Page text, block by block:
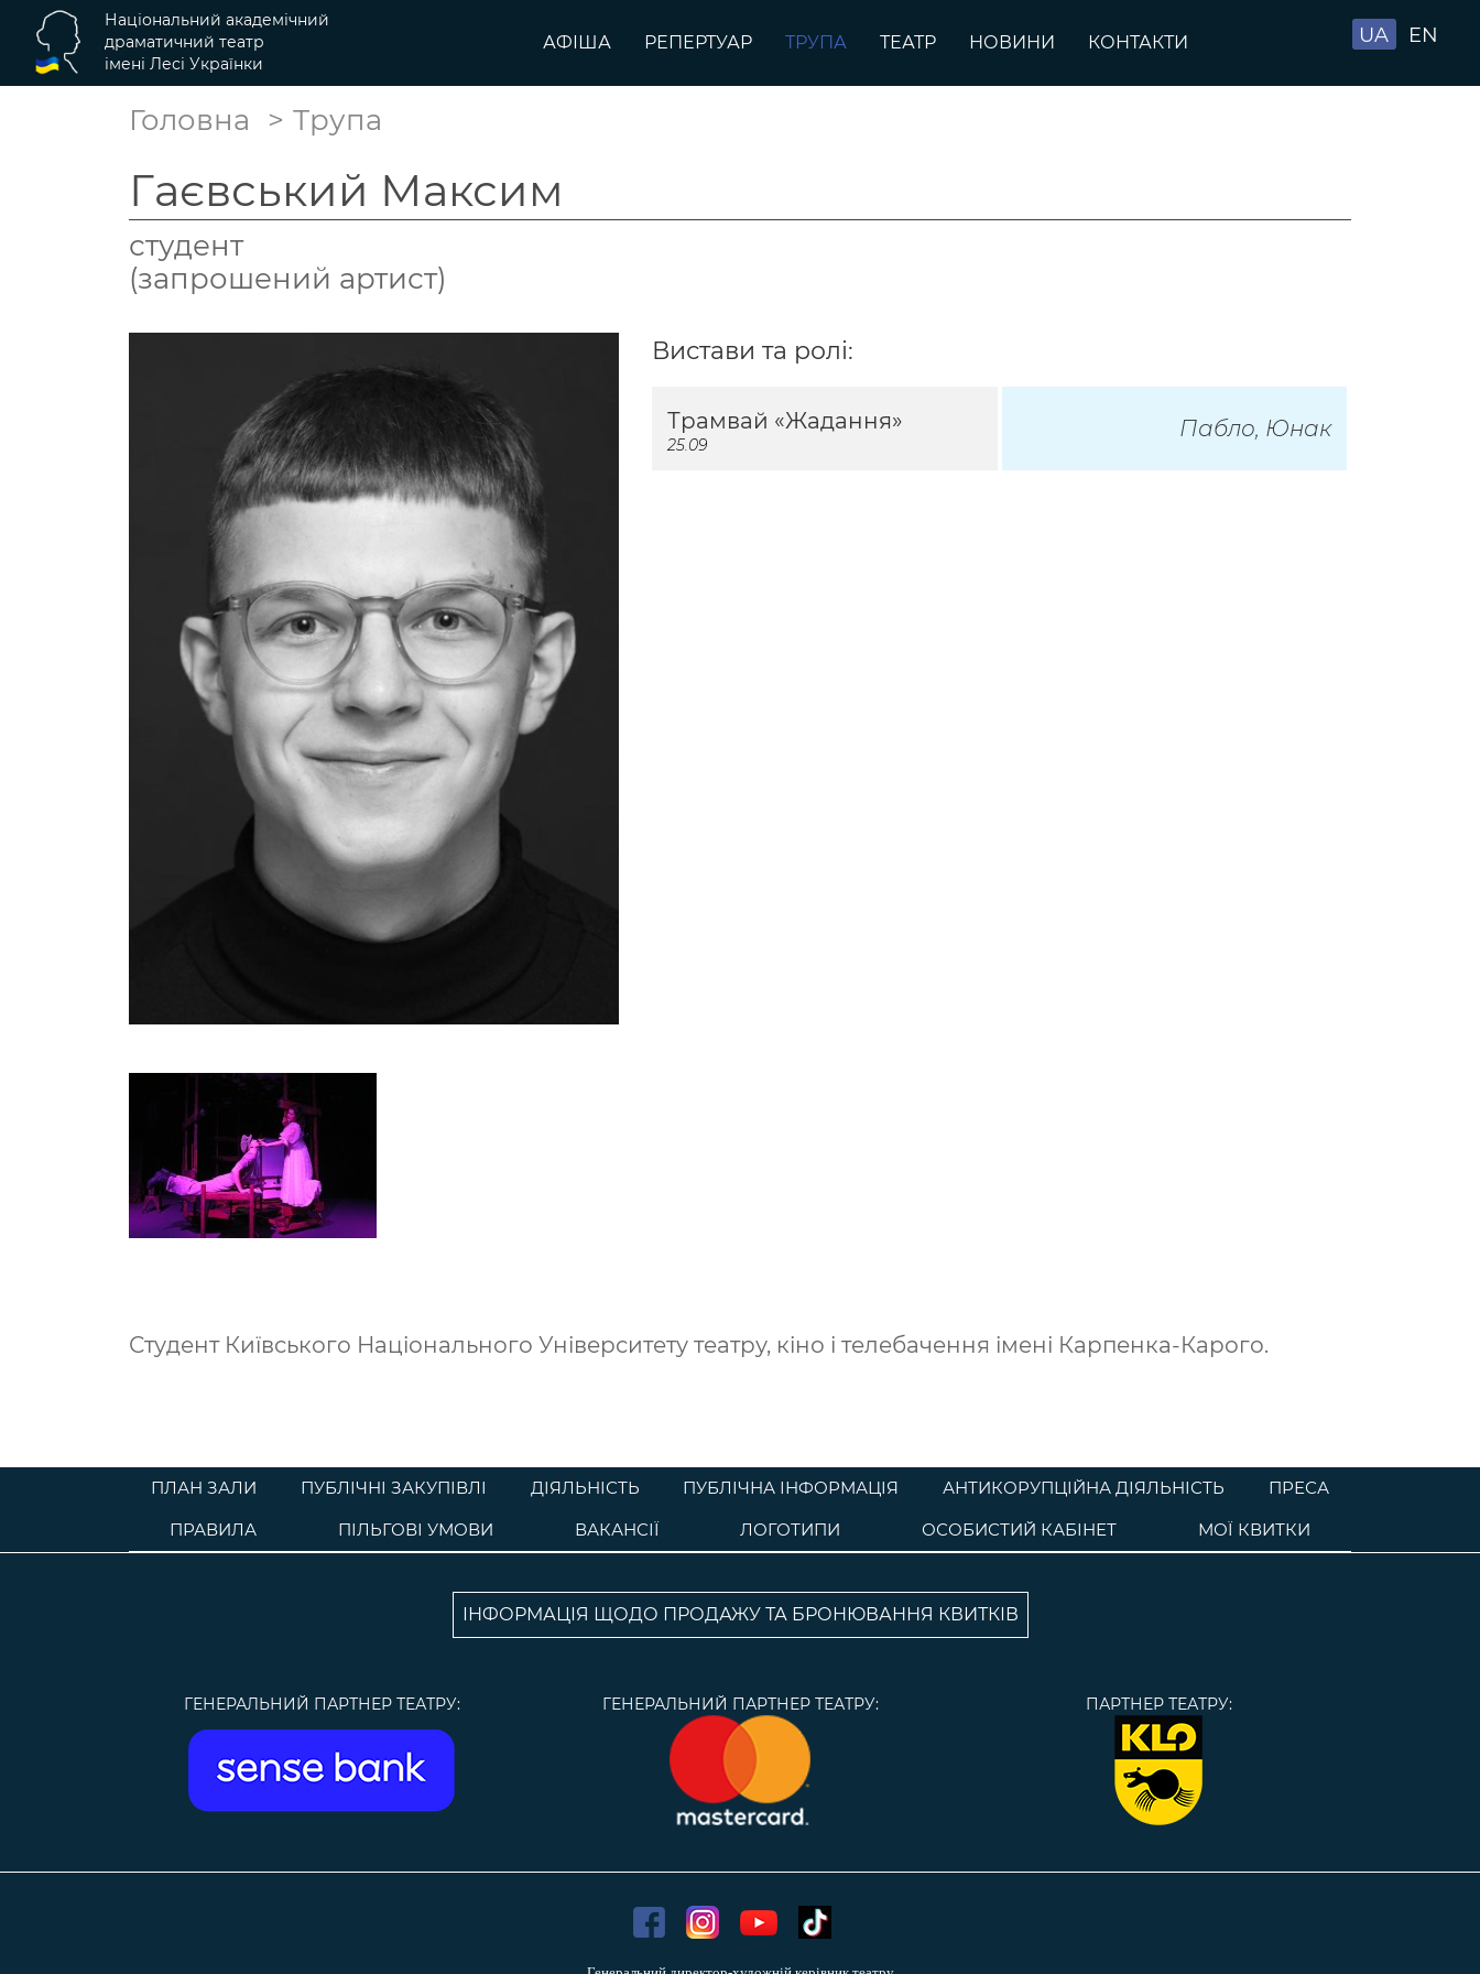
АФІША РЕПЕРТУАР ТРУПА ТЕАТР НОВИНИ КОНТАКТИ UA EN
Національний академічний
драматичний театр
імені Лесі Українки
Головна Трупа
Гаєвський Максим
студент
(запрошений артист)
Вистави та ролі:
Трамвай «Жадання»
25.09
Пабло, Юнак
Студент Київського Національного Університету театру, кіно і телебачення імені Карпенка-Карого.
ПЛАН ЗАЛИ ПУБЛІЧНІ ЗАКУПІВЛІ ДІЯЛЬНІСТЬ ПУБЛІЧНА ІНФОРМАЦІЯ АНТИКОРУПЦІЙНА ДІЯЛЬНІСТЬ
ПРЕСА
ПРАВИЛА
ПІЛЬГОВІ УМОВИ ВАКАНСІЇ ЛОГОТИПИ ОСОБИСТИЙ КАБІНЕТ МОЇ КВИТКИ
ІНФОРМАЦІЯ ЩОДО ПРОДАЖУ ТА БРОНЮВАННЯ КВИТКІВ
ГЕНЕРАЛЬНИЙ ПАРТНЕР ТЕАТРУ: ГЕНЕРАЛЬНИЙ ПАРТНЕР ТЕАТРУ: ПАРТНЕР ТЕАТРУ: